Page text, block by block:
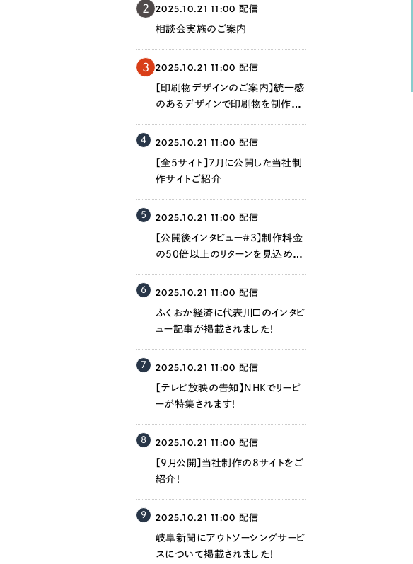
現状の課題抽出やサイトの目的の整理、サイトコンセプトの策定からお任
せください。もちろん、Web集客の戦略設計を具現化するサイト構成、デザ
058-215-0066
無料で課題整理を依頼する
資料請求する
2 2025.10.21 11:00 配信
相談会実施のご案内
3 2025.10.21 11:00 配信
【印刷物デザインのご案内】統一感
のあるデザインで印刷物を制作し
4 2025.10.21 11:00 配信
【全5サイト】7月に公開した当社制
作サイトご紹介
5 2025.10.21 11:00 配信
【公開後インタビュー＃3】制作料金
の50倍以上のリターンを見込める
6 2025.10.21 11:00 配信
ふくおか経済に代表川口のインタビ
ュー記事が掲載されました！
7 2025.10.21 11:00 配信
【テレビ放映の告知】NHKでリーピ
ーが特集されます！
8 2025.10.21 11:00 配信
【9月公開】当社制作の8サイトをご
紹介！
9 2025.10.21 11:00 配信
岐阜新聞にアウトソーシングサービ
スについて掲載されました！